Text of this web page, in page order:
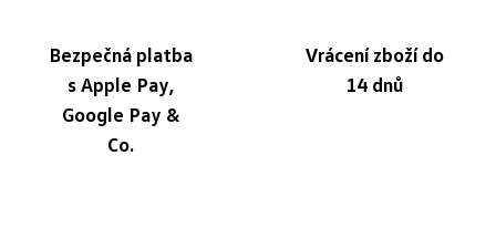
Bezpečná platba
s Apple Pay,
Google Pay &
Co.
Vrácení zboží do
14 dnů